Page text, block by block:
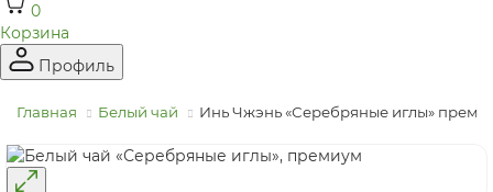
0
Корзина
Профиль
Главная Белый чай Инь Чжэнь «Серебряные иглы»